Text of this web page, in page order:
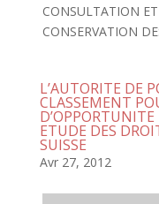
CONSULTATION
CONSERVATION
L’AUTORITE DE
CLASSEMENT
D’OPPORTUNITE
ETUDE DES
SUISSE
Avr 27, 2012